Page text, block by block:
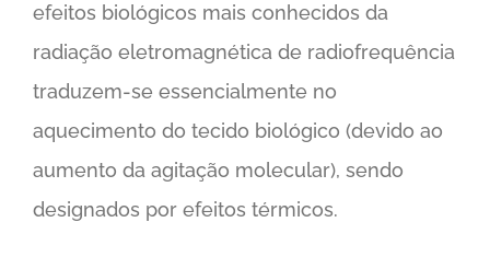
efeitos biológicos mais conhecidos da
radiação eletromagnética de radiofrequência
traduzem-se essencialmente no
aquecimento do tecido biológico (devido ao
aumento da agitação molecular), sendo
designados por efeitos térmicos.